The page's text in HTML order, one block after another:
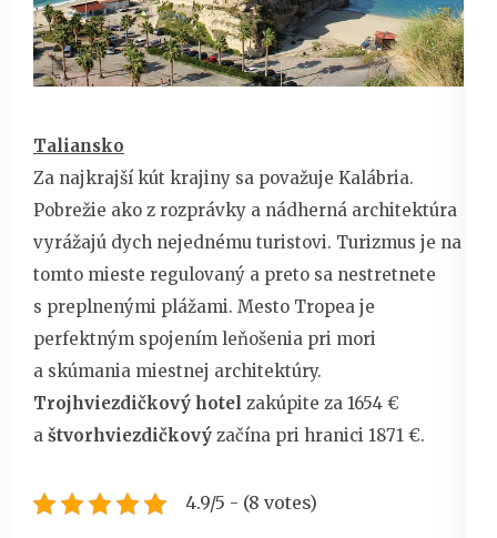
Taliansko
Za najkrajší kút krajiny sa považuje Kalábria.
Pobrežie ako z rozprávky a nádherná architektúra
vyrážajú dych nejednému turistovi. Turizmus je na
tomto mieste regulovaný a preto sa nestretnete
s preplnenými plážami. Mesto Tropea je
perfektným spojením leňošenia pri mori
a skúmania miestnej architektúry.
Trojhviezdičkový hotel zakúpite za 1654 €
a štvorhviezdičkový začína pri hranici 1871 €.
4.9/5 - (8 votes)